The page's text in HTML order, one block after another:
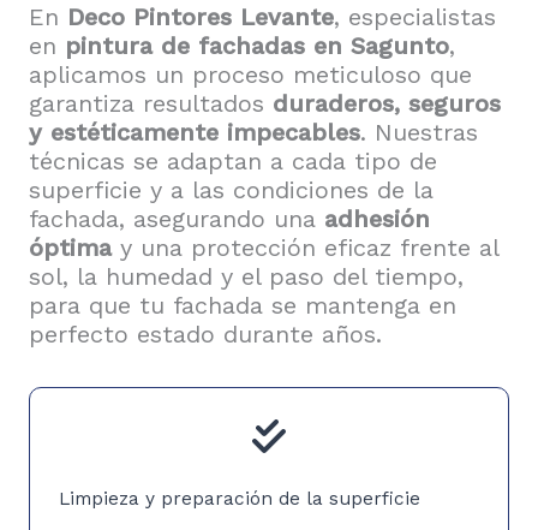
En Deco Pintores Levante, especialistas
en pintura de fachadas en Sagunto,
aplicamos un proceso meticuloso que
garantiza resultados duraderos, seguros
y estéticamente impecables. Nuestras
técnicas se adaptan a cada tipo de
superficie y a las condiciones de la
fachada, asegurando una adhesión
óptimay una protección eficaz frente al
sol, la humedad y el paso del tiempo,
para que tu fachada se mantenga en
perfecto estado durante años.
Limpieza y preparación de la superficie